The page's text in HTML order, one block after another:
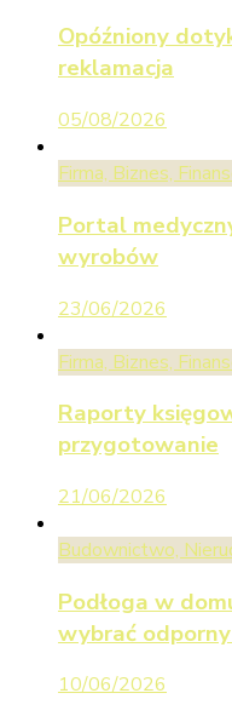
Opóźniony
reklamacja
05/08/2026
Firma, Biznes,
Portal
wyrobów
23/06/2026
Firma, Biznes,
Raporty
przygotowanie
21/06/2026
Budownictwo,
Podłoga w
wybrać
10/06/2026